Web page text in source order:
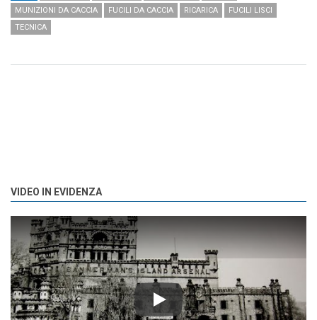
MUNIZIONI DA CACCIA FUCILI DA CACCIA RICARICA
FUCILI LISCI
TECNICA
VIDEO IN EVIDENZA
Play